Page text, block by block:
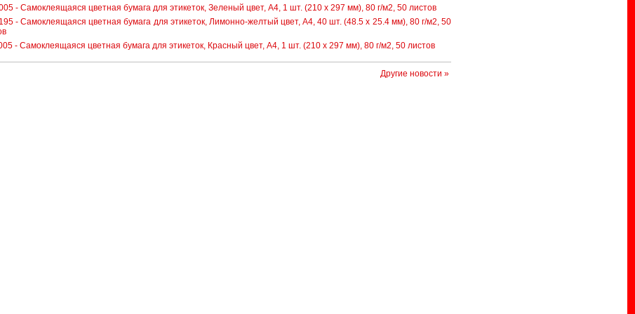
- Самоклеящаяся цветная бумага для этикеток, Зеленый цвет, A4, 1 шт. (210 x 297 мм), 80 г/м2, 50 листов
- Самоклеящаяся цветная бумага для этикеток, Лимонно-желтый цвет, A4, 40 шт. (48.5 x 25.4 мм), 80 г/м2, 50
- Самоклеящаяся цветная бумага для этикеток, Красный цвет, A4, 1 шт. (210 x 297 мм), 80 г/м2, 50 листов
Другие новости »